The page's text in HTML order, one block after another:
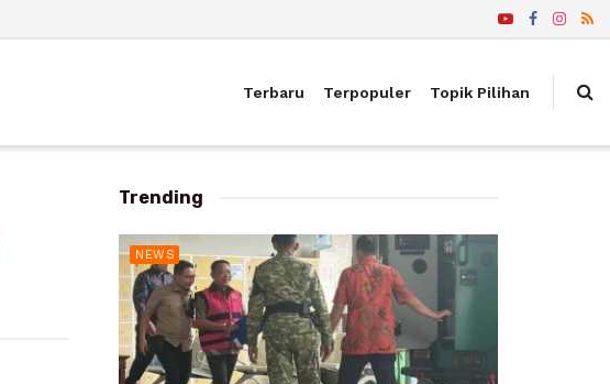
Terbaru Terpopuler Topik Pilihan
Trending
NEWS